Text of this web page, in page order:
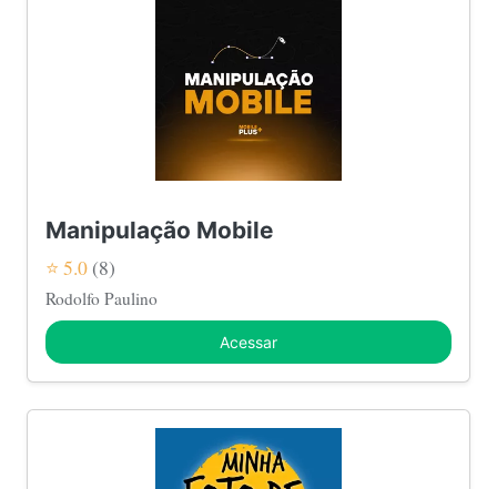
Manipulação Mobile
⭐ 5.0 (8)
Rodolfo Paulino
Acessar